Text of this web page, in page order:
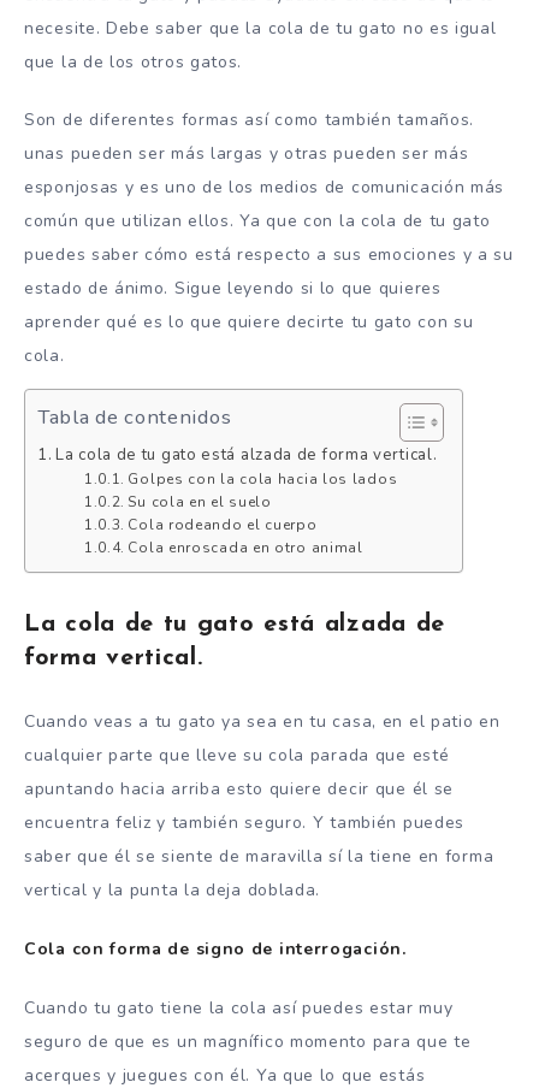
necesite. Debe saber que la cola de tu gato no es igual
que la de los otros gatos.
Son de diferentes formas así como también tamaños.
unas pueden ser más largas y otras pueden ser más
esponjosas y es uno de los medios de comunicación más
común que utilizan ellos. Ya que con la cola de tu gato
puedes saber cómo está respecto a sus emociones y a su
estado de ánimo. Sigue leyendo si lo que quieres
aprender qué es lo que quiere decirte tu gato con su
cola.
Tabla de contenidos
La cola de tu gato está alzada de forma vertical.
Golpes con la cola hacia los lados
Su cola en el suelo
Cola rodeando el cuerpo
Cola enroscada en otro animal
La cola de tu gato está alzada de
forma vertical.
Cuando veas a tu gato ya sea en tu casa, en el patio en
cualquier parte que lleve su cola parada que esté
apuntando hacia arriba esto quiere decir que él se
encuentra feliz y también seguro. Y también puedes
saber que él se siente de maravilla sí la tiene en forma
vertical y la punta la deja doblada.
Cola con forma de signo de interrogación.
Cuando tu gato tiene la cola así puedes estar muy
seguro de que es un magnífico momento para que te
acerques y juegues con él. Ya que lo que estás